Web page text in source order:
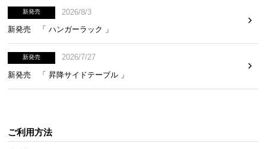
新発売
2026/8/3
新発売 「 ハンガーラック 」
新発売
2026/7/27
新発売 「 昇降サイドテーブル 」
ご利用方法